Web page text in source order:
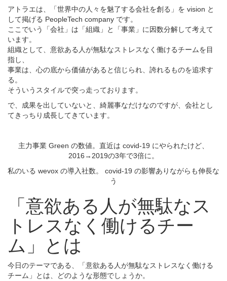
アトラエは、「世界中の人々を魅了する会社を創る」を vision と
して掲げる PeopleTech company です。
ここでいう「会社」は「組織」と「事業」に因数分解して考えて
います。
組織として、意欲ある人が無駄なストレスなく働けるチームを目
指し、
事業は、心の底から価値があると信じられ、誇れるものを追求す
る。
そういうスタイルで突っ走っております。
で、成果を出していないと、綺麗事なだけなのですが、会社とし
てきっちり成長してきています。
主力事業 Green の数値。直近は covid-19 にやられたけど、
2016→2019の3年で3倍に。
私のいる wevox の導入社数。 covid-19 の影響ありながらも伸長な
う
「意欲ある人が無駄なス
トレスなく働けるチー
ム」とは
今日のテーマである、「意欲ある人が無駄なストレスなく働ける
チーム」とは、どのような形態でしょうか。